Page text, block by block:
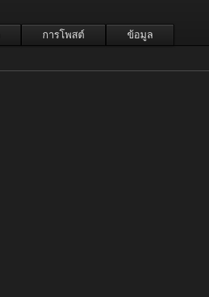
การโพสต์ ข้อมูล